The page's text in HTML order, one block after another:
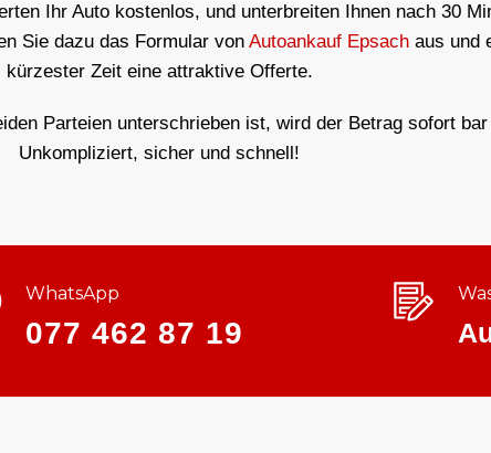
Ihr Auto kostenlos, und unterbreiten Ihnen nach 30
Sie dazu das Formular von Autoankauf Epsach aus und
kürzester Zeit eine attraktive Offerte.
Parteien unterschrieben ist, wird der Betrag sofort
Unkompliziert, sicher und schnell!
WhatsApp
077 462 87 19